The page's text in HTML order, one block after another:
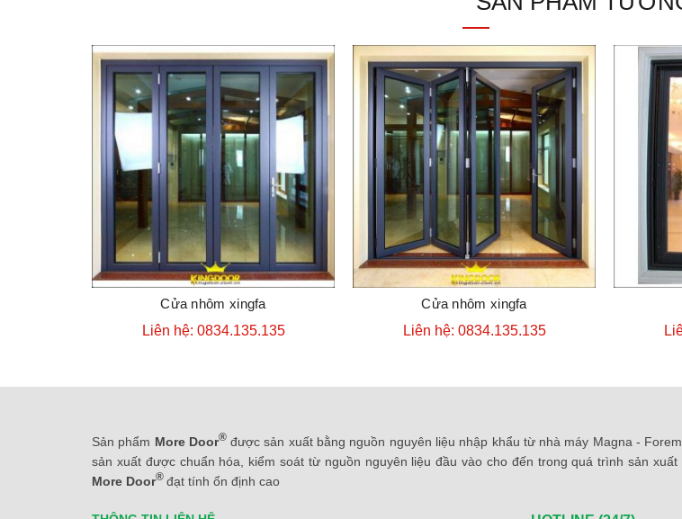
ĐẶT HÀNG
Cửa nhôm xingfa
Liên hệ: 0834.135.135
ĐẶT HÀNG
Cửa nhôm xingfa
Liên hệ: 0834.135.135
Sản phẩm More Door®được sản xuất bằng nguồn nguyên liệu nhập khẩu từ nhà máy Magna -
sản xuất được chuẩn hóa, kiểm soát từ nguồn nguyên liệu đầu vào cho đến trong quá trình sản
More Door® đạt tính ổn định cao